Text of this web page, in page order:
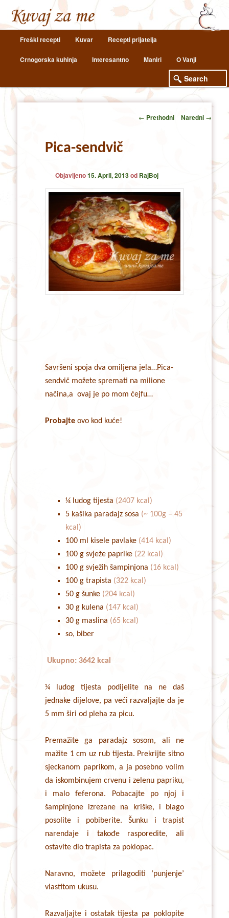
Skip
to
primary
Skip
to
secondary
Freški recepti Kuvar Recepti prijatelja
Crnogorska kuhinja Interesantno Maniri O Vanji
Post
← Prethodni Naredni →
Pica-sendvič
Objavljeno15. April, 2013od RajBoj
Savršeni spoja dva omiljena jela…Pica-
sendvič možete spremati na milione
načina,a ovaj je po mom ćejfu…
Probajte ovo kod kuće!
¼ ludog tijesta (2407 kcal)
5 kašika paradajz sosa (~ 100g – 45
kcal)
100 ml kisele pavlake (414 kcal)
100 g svježe paprike (22 kcal)
100 g svježih šampinjona (16 kcal)
100 g trapista (322 kcal)
50 g šunke (204 kcal)
30 g kulena (147 kcal)
30 g maslina (65 kcal)
so, biber
Ukupno: 3642 kcal
¼ ludog tijesta podijelite na ne daš
jednake dijelove, pa veći razvaljajte da je
5 mm širi od pleha za picu.
Premažite ga paradajz sosom, ali ne
mažite 1 cm uz rub tijesta. Prekrijte sitno
sjeckanom paprikom, a ja posebno volim
da iskombinujem crvenu i zelenu papriku,
i malo feferona. Pobacajte po njoj i
šampinjone izrezane na kriške, i blago
posolite i pobiberite. Šunku i trapist
narendaje i takođe rasporedite, ali
ostavite dio trapista za poklopac.
Naravno, možete prilagoditi ’punjenje’
vlastitom ukusu.
Razvaljajte i ostatak tijesta pa poklopite